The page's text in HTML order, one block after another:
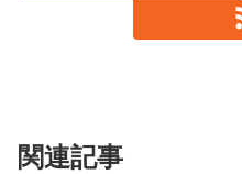
関連記事